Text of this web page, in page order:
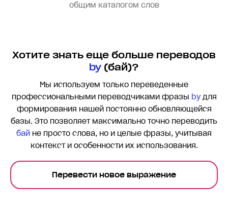
общим каталогом слов
Хотите знать еще больше переводов
by (бай)?
Мы используем только переведенные
профессиональными переводчиками фразы byдля
формирования нашей постоянно обновляющейся
базы. Это позволяет максимально точно переводить
бай не просто слова, но и целые фразы, учитывая
контекст и особенности их использования.
Перевести новое выражение